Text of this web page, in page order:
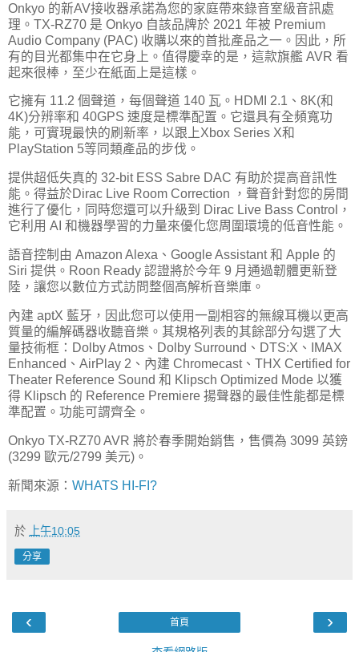
Onkyo 的新AV接收器承諾為您的家庭帶來錄音室級音訊處
理。TX-RZ70 是 Onkyo 自該品牌於 2021 年被 Premium
Audio Company (PAC) 收購以來的首批產品之一。因此，所
有的目光都集中在它身上。值得慶幸的是，這款旗艦 AVR 看
起來很棒，至少在紙面上是這樣。
它擁有 11.2 個聲道，每個聲道 140 瓦。HDMI 2.1、8K(和
4K)分辨率和 40GPS 速度是標準配置。它還具有全頻寬功
能，可實現最快的刷新率，以跟上Xbox Series X和
PlayStation 5等同類產品的步伐。
提供超低失真的 32-bit ESS Sabre DAC 有助於提高音訊性
能。得益於Dirac Live Room Correction ，聲音針對您的房間
進行了優化，同時您還可以升級到 Dirac Live Bass Control，
它利用 AI 和機器學習的力量來優化您周圍環境的低音性能。
語音控制由 Amazon Alexa、Google Assistant 和 Apple 的
Siri 提供。Roon Ready 認證將於今年 9 月通過韌體更新登
陸，讓您以數位方式訪問整個高解析音樂庫。
內建 aptX 藍牙，因此您可以使用一副相容的無線耳機以更高
質量的編解碼器收聽音樂。其規格列表的其餘部分勾選了大
量技術框：Dolby Atmos、Dolby Surround、DTS:X、IMAX
Enhanced、AirPlay 2、內建 Chromecast、THX Certified for
Theater Reference Sound 和 Klipsch Optimized Mode 以獲
得 Klipsch 的 Reference Premiere 揚聲器的最佳性能都是標
準配置。功能可謂齊全。
Onkyo TX-RZ70 AVR 將於春季開始銷售，售價為 3099 英鎊
(3299 歐元/2799 美元)。
新聞來源： WHATS HI-FI?
於 上午10:05
分享
‹ ›
首頁